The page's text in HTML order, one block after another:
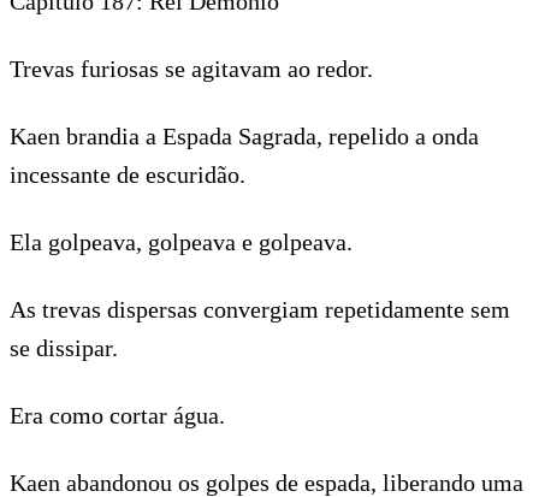
Trevas furiosas se agitavam ao redor.
Kaen brandia a Espada Sagrada, repelido a onda
incessante de escuridão.
Ela golpeava, golpeava e golpeava.
As trevas dispersas convergiam repetidamente sem
se dissipar.
Era como cortar água.
Kaen abandonou os golpes de espada, liberando uma